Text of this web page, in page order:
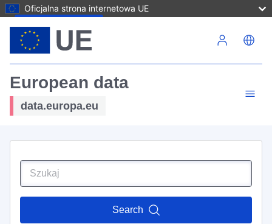
Oficjalna strona internetowa UE
European data
data.europa.eu
Search